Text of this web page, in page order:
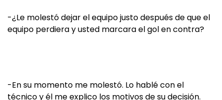
-¿Le molestó dejar el equipo justo después de que el
equipo perdiera y usted marcara el gol en contra?
-En su momento me molestó. Lo hablé con el
técnico y él me explico los motivos de su decisión.